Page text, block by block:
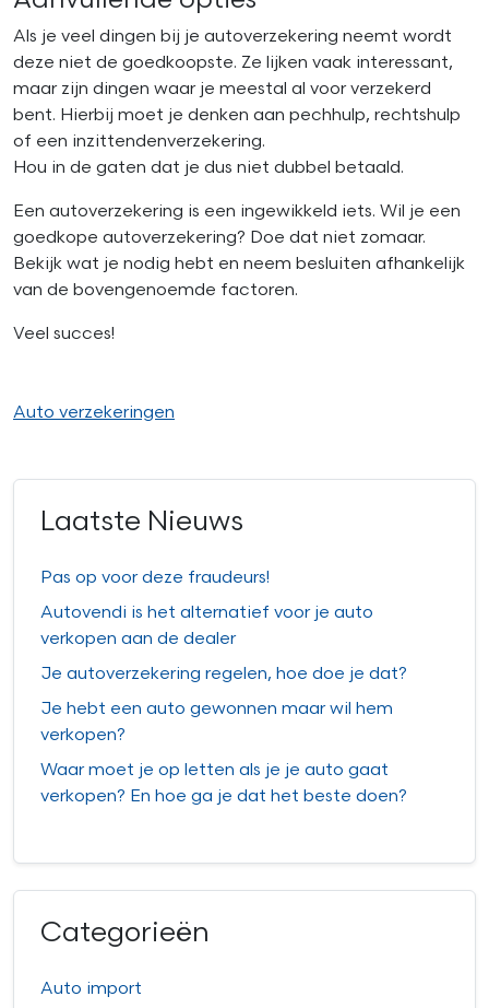
Als je veel dingen bij je autoverzekering neemt wordt
deze niet de goedkoopste. Ze lijken vaak interessant,
maar zijn dingen waar je meestal al voor verzekerd
bent. Hierbij moet je denken aan pechhulp, rechtshulp
of een inzittendenverzekering.
Hou in de gaten dat je dus niet dubbel betaald.
Een autoverzekering is een ingewikkeld iets. Wil je een
goedkope autoverzekering? Doe dat niet zomaar.
Bekijk wat je nodig hebt en neem besluiten afhankelijk
van de bovengenoemde factoren.
Veel succes!
Auto verzekeringen
Laatste Nieuws
Pas op voor deze fraudeurs!
Autovendi is het alternatief voor je auto
verkopen aan de dealer
Je autoverzekering regelen, hoe doe je dat?
Je hebt een auto gewonnen maar wil hem
verkopen?
Waar moet je op letten als je je auto gaat
verkopen? En hoe ga je dat het beste doen?
Categorieën
Auto import